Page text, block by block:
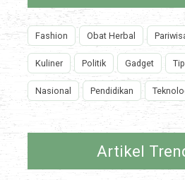
Fashion Obat Herbal
Kuliner Politik Gadget
Nasional Pendidikan
Artikel